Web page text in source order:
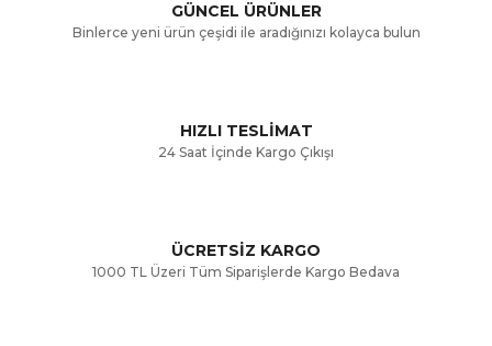
GÜNCEL ÜRÜNLER
Binlerce yeni ürün çeşidi ile aradığınızı kolayca bulun
HIZLI TESLİMAT
24 Saat İçinde Kargo Çıkışı
ÜCRETSİZ KARGO
1000 TL Üzeri Tüm Siparişlerde Kargo Bedava